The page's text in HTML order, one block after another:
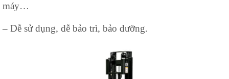
máy…
– Dễ sử dụng, dễ bảo trì, bảo dưỡng.